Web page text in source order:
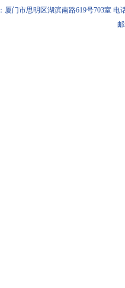
：厦门市思明区湖滨南路619号703室 电